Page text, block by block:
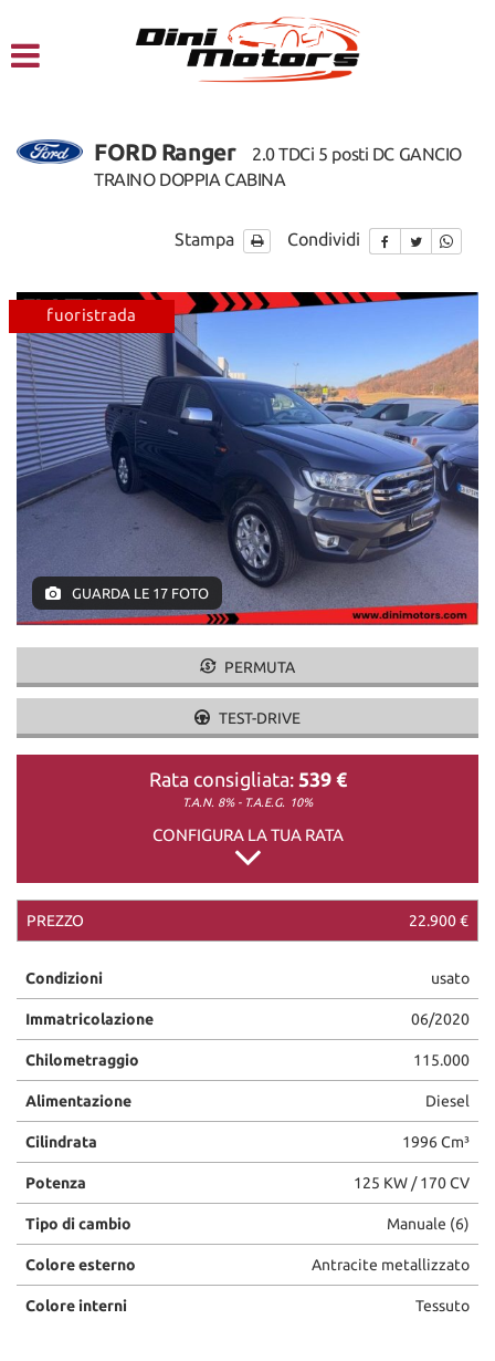
LISTA VEICOLI
SERVIZI
FINANZIAMENTI – LEASING
ACQUISTIAMO USATO
ASSISTENZA
CONTATTI
FORD Ranger
2.0 TDCi 5 posti DC GANCIO
TRAINO DOPPIA CABINA
Stampa Condividi
fuoristrada trazione integrale
GUARDA LE 17 FOTO
PERMUTA
TEST-DRIVE
Rata consigliata: 539 €
T.A.N. 8% - T.A.E.G. 10%
CONFIGURA LA TUA RATA
PREZZO 22.900 €
Condizioni usato
Immatricolazione 06/2020
Chilometraggio 115.000
Alimentazione Diesel
Cilindrata 1996 Cm³
Potenza 125 KW / 170 CV
Tipo di cambio Manuale (6)
Colore esterno Antracite metallizzato
Colore interni Tessuto